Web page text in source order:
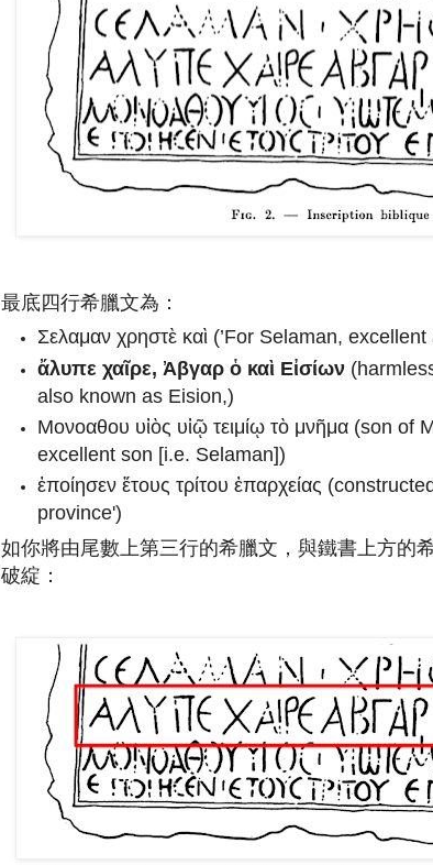
最底四行希臘文為：
Σελαμαν χρηστὲ καὶ (’For Selaman, excellent
ἄλυπε χαῖρε, Ἀβγαρ ὁ καὶ Εἰσίων
also known as Eision,)
Μονοαθου υἱὸς υἱῷ τειμίῳ τὸ μνῆμα (son
excellent son [i.e. Selaman])
ἐποίησεν ἔτους τρίτου ἐπαρχείας
province')
如你將由尾數上第三行的希臘文，與鐵書上方的
破綻：